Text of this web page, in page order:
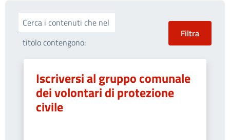
Cerca i contenuti che nel
titolo contengono:
Iscriversi al gruppo comunale
dei volontari di protezione
civile